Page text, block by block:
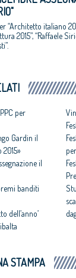
“Architetto italiano
2015”, “Raffaele
per
Gardin il
il
banditi
dell’anno’
STAMPA